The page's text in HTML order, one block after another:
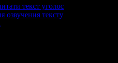
текст уголос
озвучення тексту